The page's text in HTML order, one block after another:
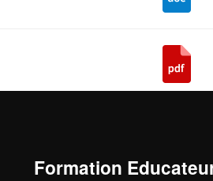
Formation